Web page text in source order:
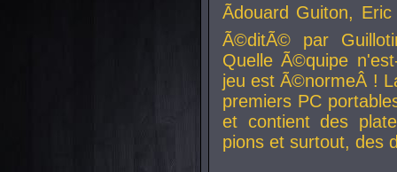
Ãdouard Guiton,
Ã©ditÃ© par
Quelle Ã©quipe
jeu est Ã©normeÂ !
premiers PC
et contient des
pions et surtout, des